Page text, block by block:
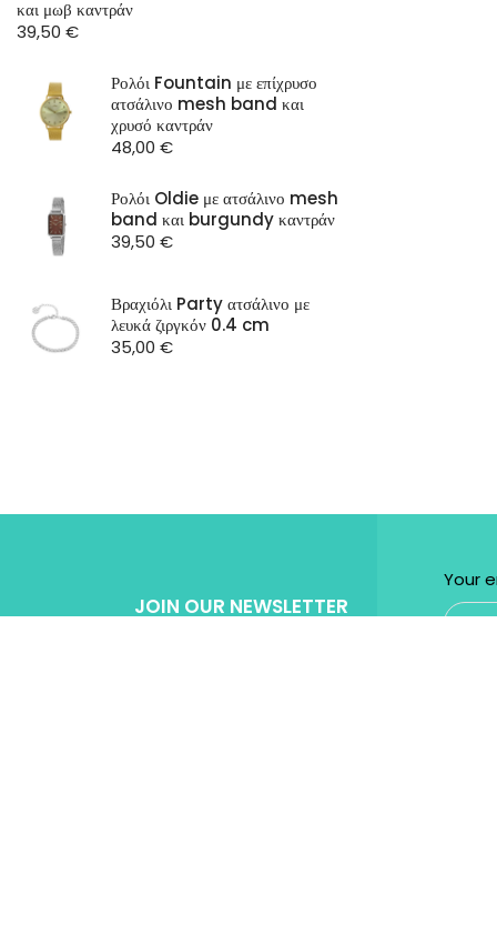
και μωβ καντράν
39,50 €
Ρολόι Fountain με επίχρυσο
ατσάλινο mesh band και
χρυσό καντράν
48,00 €
Ρολόι Oldie με ατσάλινο mesh
band και burgundy καντράν
39,50 €
Βραχιόλι Party ατσάλινο με
λευκά ζιργκόν 0.4 cm
35,00 €
JOIN OUR NEWSLETTER
Your